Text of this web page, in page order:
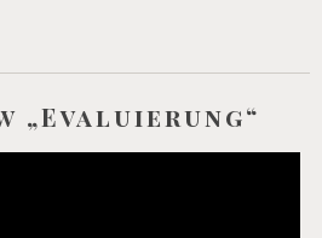
„Evaluierung“